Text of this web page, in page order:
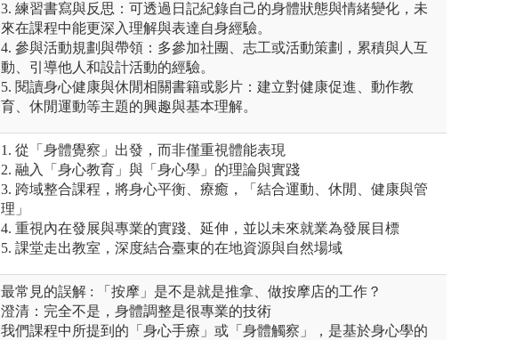
3. 練習書寫與反思：可透過日記紀錄自己的身體狀態與情緒變化，未
來在課程中能更深入理解與表達自身經驗。
4. 參與活動規劃與帶領：多參加社團、志工或活動策劃，累積與人互
動、引導他人和設計活動的經驗。
5. 閱讀身心健康與休閒相關書籍或影片：建立對健康促進、動作教
育、休閒運動等主題的興趣與基本理解。
1. 從「身體覺察」出發，而非僅重視體能表現
2. 融入「身心教育」與「身心學」的理論與實踐
3. 跨域整合課程，將身心平衡、療癒，「結合運動、休閒、健康與管
理」
4. 重視內在發展與專業的實踐、延伸，並以未來就業為發展目標
5. 課堂走出教室，深度結合臺東的在地資源與自然場域
最常見的誤解 : 「按摩」是不是就是推拿、做按摩店的工作？
澄清：完全不是，身體調整是很專業的技術
我們課程中所提到的「身心手療」或「身體觸察」，是基於身心學的